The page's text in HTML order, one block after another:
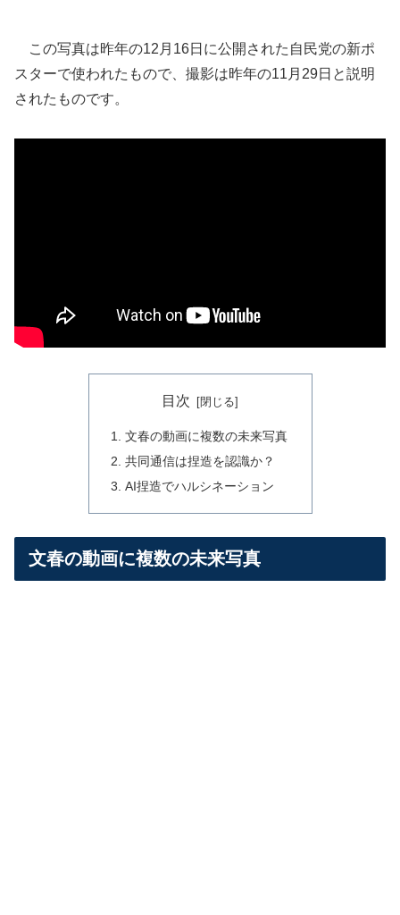
この写真は昨年の12月16日に公開された自民党の新ポ
スターで使われたもので、撮影は昨年の11月29日と説明
されたものです。
目次
文春の動画に複数の未来写真
共同通信は捏造を認識か？
AI捏造でハルシネーション
文春の動画に複数の未来写真